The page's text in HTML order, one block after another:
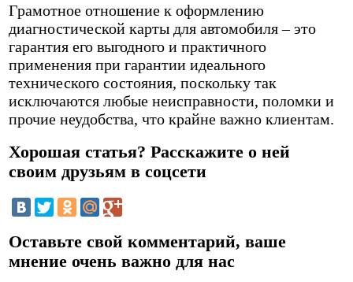
Грамотное отношение к оформлению
диагностической карты для автомобиля – это
гарантия его выгодного и практичного
применения при гарантии идеального
технического состояния, поскольку так
исключаются любые неисправности, поломки и
прочие неудобства, что крайне важно клиентам.
Хорошая статья? Расскажите о ней
своим друзьям в соцсети
Оставьте свой комментарий, ваше
мнение очень важно для нас